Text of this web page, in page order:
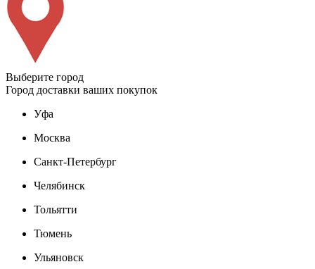
Выберите город
Город доставки ваших покупок
Уфа
Москва
Санкт-Петербург
Челябинск
Тольятти
Тюмень
Ульяновск